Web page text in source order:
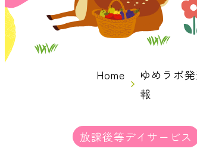
Home
ゆめラボ
報
放課後等デイサービス